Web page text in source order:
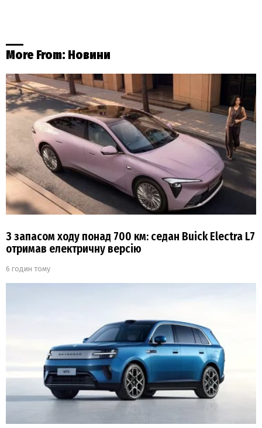
More From: Новини
З запасом ходу понад 700 км: седан Buick Electra L7
отримав електричну версію
6 годин тому